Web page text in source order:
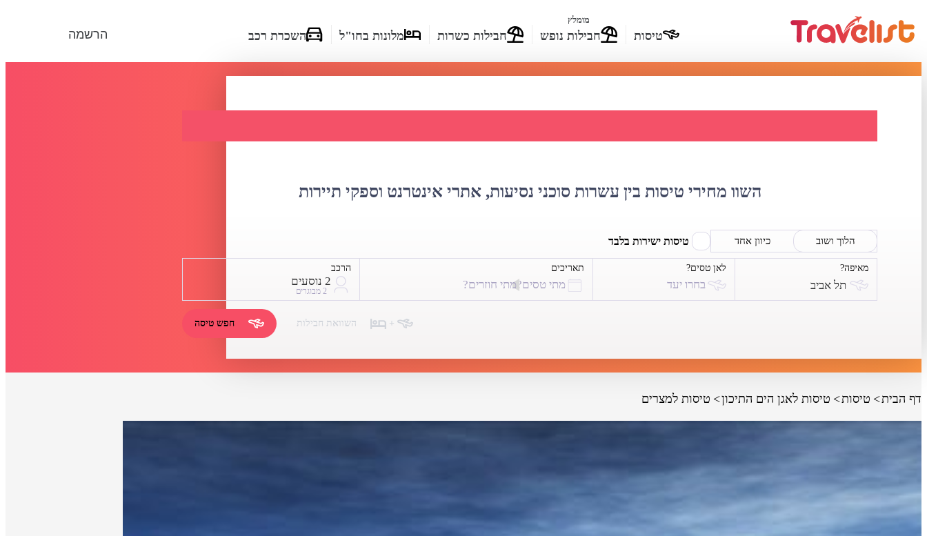
הרשמה טיסות
מומלץ
חבילות נופש חבילות כשרות מלונות בחו"ל השכרת רכב
השוו מחירי טיסות בין עשרות סוכני נסיעות, אתרי אינטרנט וספקי תיירות
הלוך ושוב כיוון אחד טיסות ישירות בלבד
מאיפה?
תל אביב
לאן טסים?
בחרו יעד
תאריכים
מתי טסים?מתי חוזרים?
הרכב
2 נוסעים
2 מבוגרים
+ השוואת חבילות חפש טיסה
דף הבית טיסות טיסות לאגן הים התיכון טיסות למצרים